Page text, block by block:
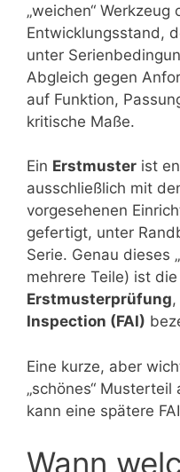
„weichen“ Werkzeug
Entwicklungsstand,
unter
Abgleich gegen
auf Funktion,
kritische Maße.
Ein Erstmuster ist
ausschließlich mit
vorgesehenen
gefertigt, unter
Serie. Genau dieses
mehrere Teile) ist
Erstmusterprüfung
Inspection (FAI)
Eine kurze, aber
„schönes“
kann eine spätere
Wann